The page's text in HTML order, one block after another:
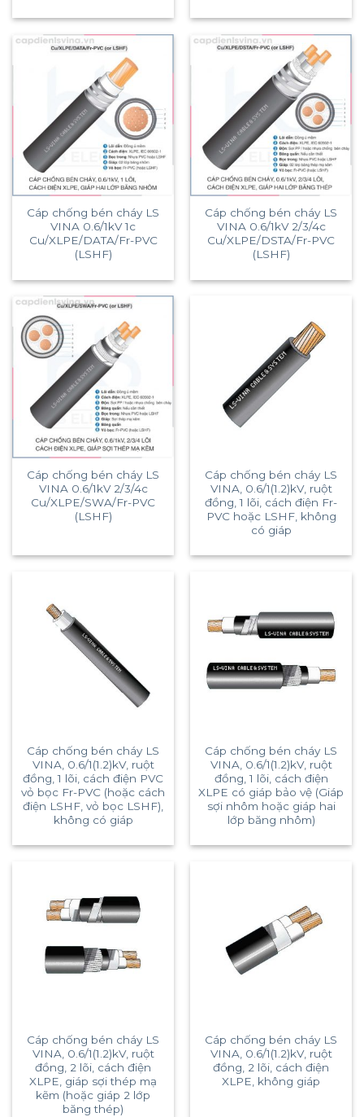
Cáp chống bén cháy LS
VINA 0.6/1kV 1c
Cu/XLPE/DATA/Fr-PVC
(LSHF)
Cáp chống bén cháy LS
VINA 0.6/1kV 2/3/4c
Cu/XLPE/DSTA/Fr-PVC
(LSHF)
Cáp chống bén cháy LS
VINA 0.6/1kV 2/3/4c
Cu/XLPE/SWA/Fr-PVC
(LSHF)
Cáp chống bén cháy LS
VINA, 0.6/1(1.2)kV, ruột
đồng, 1 lõi, cách điện Fr-
PVC hoặc LSHF, không
có giáp
Cáp chống bén cháy LS
VINA, 0.6/1(1.2)kV, ruột
đồng, 1 lõi, cách điện PVC
vỏ bọc Fr-PVC (hoặc cách
điện LSHF, vỏ bọc LSHF),
không có giáp
Cáp chống bén cháy LS
VINA, 0.6/1(1.2)kV, ruột
đồng, 1 lõi, cách điện
XLPE có giáp bảo vệ (Giáp
sợi nhôm hoặc giáp hai
lớp băng nhôm)
Cáp chống bén cháy LS
VINA, 0.6/1(1.2)kV, ruột
đồng, 2 lõi, cách điện
XLPE, giáp sợi thép mạ
kẽm (hoặc giáp 2 lớp
băng thép)
Cáp chống bén cháy LS
VINA, 0.6/1(1.2)kV, ruột
đồng, 2 lõi, cách điện
XLPE, không giáp